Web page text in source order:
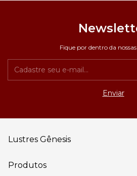
Fique por dentro da
Lustres Gênesis
Produtos